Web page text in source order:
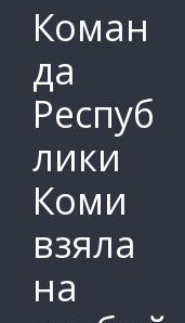
Коман
да
Респуб
лики
Коми
взяла
на